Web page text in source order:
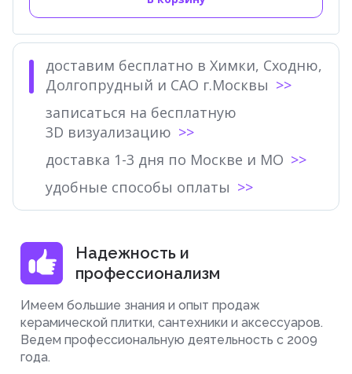
доставим бесплатно в Химки, Сходню,
Долгопрудный и САО г.Москвы
записаться на бесплатную
3D визуализацию
доставка 1-3 дня по Москве и МО
удобные способы оплаты
Надежность и
профессионализм
Имеем большие знания и опыт продаж
керамической плитки, сантехники и аксессуаров.
Ведем профессиональную деятельность с 2009
года.